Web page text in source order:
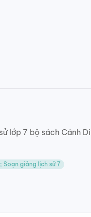
lớp 7 bộ sách Cánh
Soạn giảng lịch sử 7